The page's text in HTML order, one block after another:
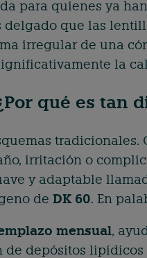
para quienes ya
que las
irregular de una
la
qué es tan
irritación o
y adaptable
de DK 60. En
mensual,
depósitos